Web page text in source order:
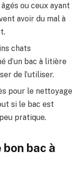
ou ceux ayant
avoir du mal à
chats
d’un bac à litière
de l’utiliser.
pour le nettoyage
si le bac est
pratique.
bac à